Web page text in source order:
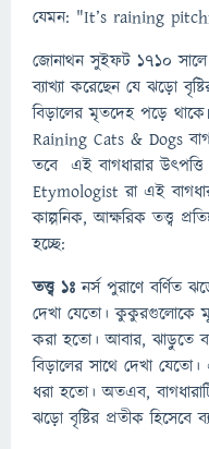
যেমন: "It’s raining
জোনাথন সুইফট ১৭১০
ব্যাখ্যা করেছেন যে ঝড়ো
বিড়ালের মৃতদেহ পড়ে
Raining Cats & Dogs
তবে এই বাগধারার উৎপত্তি
Etymologist রা এই
কাল্পনিক, আক্ষরিক তত্ত্ব
হচ্ছে:
তত্ত্ব ১ঃ নর্স পুরাণে বর্ণিত
দেখা যেতো। কুকুরগুলোকে
করা হতো। আবার, ঝাড়ুতে
বিড়ালের সাথে দেখা যেতো।
ধরা হতো। অতএব,
ঝড়ো বৃষ্টির প্রতীক হিসেবে